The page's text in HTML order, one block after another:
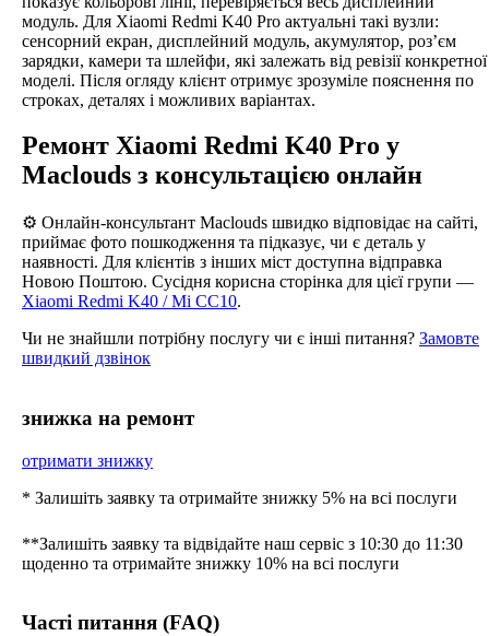
модуль. Для Xiaomi Redmi K40 Pro актуальні такі вузли:
сенсорний екран, дисплейний модуль, акумулятор, роз’єм
зарядки, камери та шлейфи, які залежать від ревізії конкретної
моделі. Після огляду клієнт отримує зрозуміле пояснення по
строках, деталях і можливих варіантах.
Ремонт Xiaomi Redmi K40 Pro у
Maclouds з консультацією онлайн
⚙️ Онлайн-консультант Maclouds швидко відповідає на сайті,
приймає фото пошкодження та підказує, чи є деталь у
наявності. Для клієнтів з інших міст доступна відправка
Новою Поштою. Сусідня корисна сторінка для цієї групи —
Xiaomi Redmi K40 / Mi CC10.
Чи не знайшли потрібну послугу чи є інші питання? Замовте
швидкий дзвінок
знижка на ремонт
отримати знижку
* Залишіть заявку та отримайте знижку 5% на всі послуги
**Залишіть заявку та відвідайте наш сервіс з 10:30 до 11:30
щоденно та отримайте знижку 10% на всі послуги
Часті питання (FAQ)